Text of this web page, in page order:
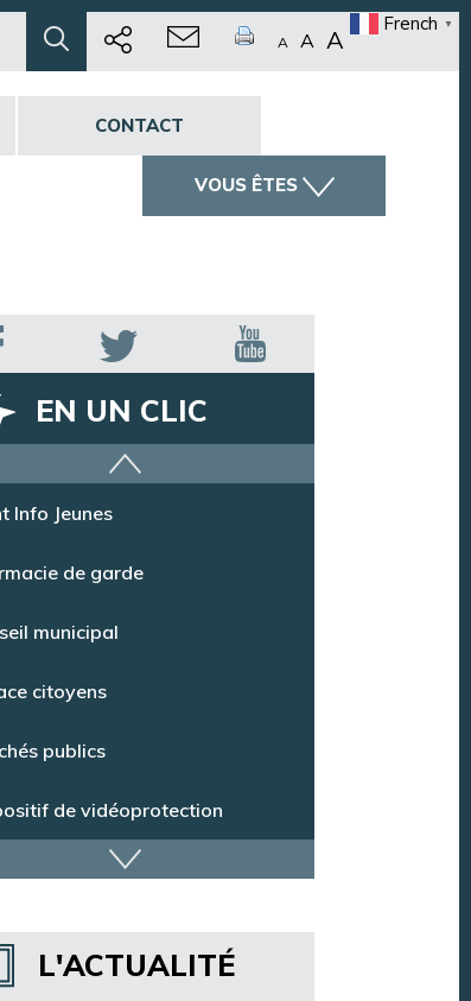
A A A
French ▼
CONTACT
VOUS ÊTES
EN UN CLIC
d’emploi
Info Jeunes
de garde
municipal
citoyens
publics
de vidéoprotection
des services
des associations
L'ACTUALITÉ